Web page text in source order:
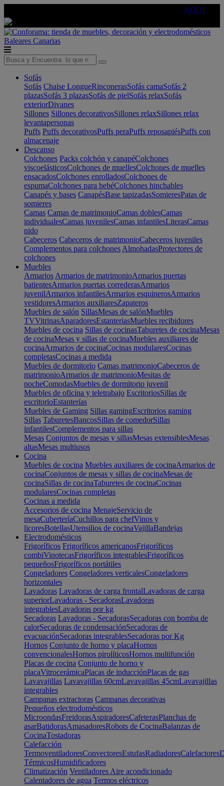
AQUÍ
Baleares Canarias
Sofás
Sofás Chaise LongueRinconerasSofás camaSofás 2
plazasSofás 3 plazasSofás de pielSofás relaxSofás
exteriorDivanes
Sillones Sillones decorativosSillones relaxSillones relax
levantapersonas
Puffs Puffs decorativosPuffs peraPuffs reposapiésPuffs con
almacenaje
Descanso
Colchones Packs colchón y canapéColchones
viscoelásticosColchones de muellesColchones de muelles
ensacadosColchones enrolladosColchones de
espumaColchones para bebéColchones hinchables
Canapés y bases CanapésBase tapizadasSomieresPatas de
somieres
Camas Camas de matrimonioCamas doblesCamas
individualesCamas juvenilesCamas infantilesLiterasCamas
nido
Cabeceros Cabeceros de matrimonioCabeceros juveniles
Complementos para colchones AlmohadasProtectores de
colchones
Muebles
Armarios Armarios de matrimonioArmarios puertas
batientesArmarios puertas correderasArmarios
juvenilArmarios infantilesArmarios esquinerosArmarios
vestidoresArmarios auxiliaresZapateros
Muebles de salón SillasMesas de salónMuebles
TVVitrinasAparadoresEstanteriasMuebles recibidores
Muebles de cocina Sillas de cocinasTaburetes de cocinaMesas
de cocinaMesas y sillas de cocinaMuebles auxiliares de
cocinaArmarios de cocinaCocinas modularesCocinas
completasCocinas a medida
Muebles de dormitorio Camas matrimonioCabeceros de
matrimonioArmarios de matrimonioMesitas de
nocheComodasMuebles de dormitorio juvenil
Muebles de oficina y teletrabajo EscritoriosSillas de
escritorioEstanterías
Muebles de Gaming Sillas gamingEscritorios gaming
Sillas TaburetesBancosSillas de comedorSillas
infantilesComplementos para sillas
Mesas Conjuntos de mesas y sillasMesas extensiblesMesas
altasMesas multiusos
Cocina
Muebles de cocina Muebles auxiliares de cocinaArmarios de
cocinaConjuntos de mesas y sillas de cocinaMesas de
cocinaSillas de cocinaTaburetes de cocinaCocinas
modularesCocinas completas
Cocinas a medida
Accesorios de cocina MenajeServicio de
mesaCuberteríaCuchillos para chefVinos y
licoresBotellasUtensilios de cocinaVajillaBandejas
Electrodomésticos
Frigoríficos Frigoríficos americanosFrigoríficos
combiVinotecasFrigoríficos integrablesFrigoríficos
pequeñosFrigoríficos portátiles
Congeladores Congeladores verticalesCongeladores
horizontales
Lavadoras Lavadoras de carga frontalLavadoras de carga
superiorLavadoras - SecadorasLavadoras
integrablesLavadoras por kg
Secadoras Lavadoras - SecadorasSecadoras con bomba de
calorSecadoras de condensaciónSecadoras de
evacuaciónSecadoras integrablesSecadoras por Kg
Hornos Conjunto de horno y placaHornos
convencionalesHornos pirolíticosHornos multifunción
Placas de cocina Conjunto de horno y
placaVitrocerámicaPlacas de inducciónPlacas de gas
Lavavajillas Lavavajillas 60cmLavavajillas 45cmLavavajillas
integrables
Campanas extractoras Campanas decorativas
Pequeños electrodomésticos
MicroondasFreidorasAspiradoresCafeterasPlanchas de
asarBatidorasAmasadoresRobots de CocinaBalanzas de
CocinaTostadoras
Calefacción
TermoventiladoresConvectoresEstufasRadiadoresCalefactores
TérmicosHumidificadores
Climatización Ventiladores Aire acondicionado
Calentadores de agua Termos eléctricos